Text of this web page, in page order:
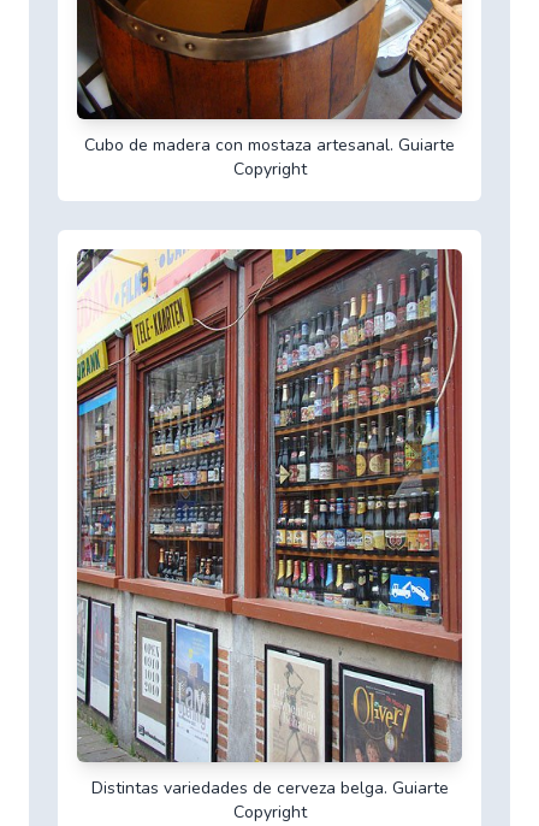
Cubo de madera con mostaza artesanal. Guiarte
Copyright
Distintas variedades de cerveza belga. Guiarte
Copyright